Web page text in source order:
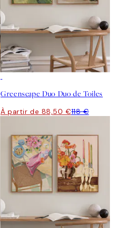
Greenscape Duo Duo de Toiles
À partir de 88,50 €118 €